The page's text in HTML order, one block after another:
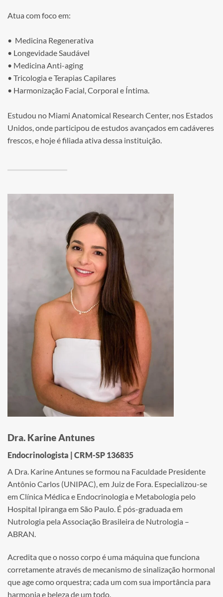
Atua com foco em:
• Medicina Regenerativa
• Longevidade Saudável
• ⁠Medicina Anti-aging
• ⁠Tricologia e Terapias Capilares
• ⁠Harmonização Facial, Corporal e Íntima.
Estudou no Miami Anatomical Research Center, nos Estados
Unidos, onde participou de estudos avançados em cadáveres
frescos, e hoje é filiada ativa dessa instituição.
Dra. Karine Antunes
Endocrinologista | CRM-SP 136835
A Dra. Karine Antunes se formou na Faculdade Presidente
Antônio Carlos (UNIPAC), em Juiz de Fora. Especializou-se
em Clínica Médica e Endocrinologia e Metabologia pelo
Hospital Ipiranga em São Paulo. É pós-graduada em
Nutrologia pela Associação Brasileira de Nutrologia –
ABRAN.
Acredita que o nosso corpo é uma máquina que funciona
corretamente através de mecanismo de sinalização hormonal
que age como orquestra; cada um com sua importância para
harmonia e beleza de um todo.